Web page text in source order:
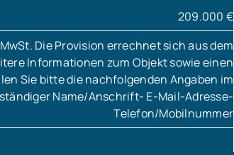
209.000 €
Die Provision errechnet sich aus dem
Informationen zum Objekt sowie einen
Sie bitte die nachfolgenden Angaben im
Name/Anschrift- E-Mail-Adresse-
Telefon/Mobilnummer